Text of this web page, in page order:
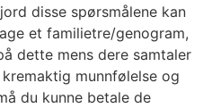
disse spørsmålene kan
et familietre/genogram,
dette mens dere samtaler
munnfølelse og
du kunne betale de